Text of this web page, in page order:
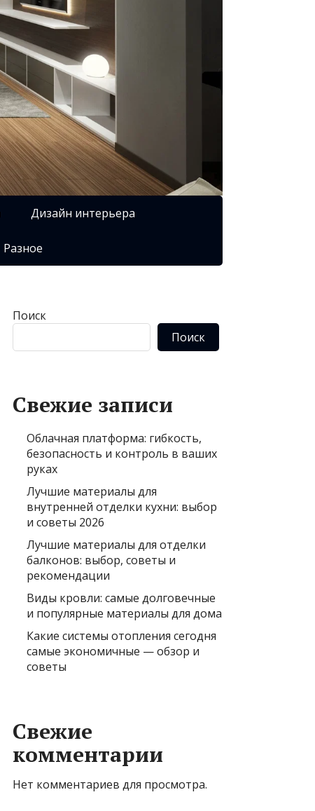
Дизайн интерьера
Разное
Поиск
Поиск
Свежие записи
Облачная платформа: гибкость,
безопасность и контроль в ваших
руках
Лучшие материалы для
внутренней отделки кухни: выбор
и советы 2026
Лучшие материалы для отделки
балконов: выбор, советы и
рекомендации
Виды кровли: самые долговечные
и популярные материалы для дома
Какие системы отопления сегодня
самые экономичные — обзор и
советы
Свежие
комментарии
Нет комментариев для просмотра.